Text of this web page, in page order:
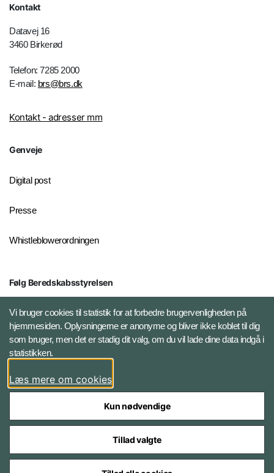
Kontakt
Datavej 16
3460 Birkerød
Telefon: 7285 2000
E-mail: brs@brs.dk
Kontakt - adresser mm
Genveje
Digital post
Presse
Whistleblowerordningen
Følg Beredskabsstyrelsen
X BRSdk
LinkedIn BRS-profil
Vi bruger cookies til statistik for at forbedre brugervenligheden på
hjemmesiden. Oplysningerne er anonyme og bliver ikke koblet til dig
som bruger, men det er stadig dit valg, om du vil lade dine data indgå i
statistikken.
Læs mere om cookies
Kun nødvendige
Tillad valgte